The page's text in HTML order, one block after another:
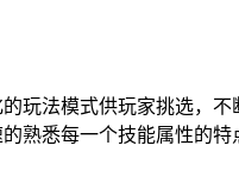
玩法模式供玩家挑选，
熟悉每一个技能属性的特